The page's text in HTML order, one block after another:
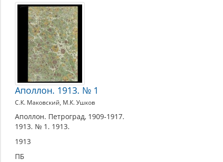
Аполлон. 1913. № 1
С.К. Маковский, М.К. Ушков
Аполлон. Петроград, 1909-1917.
1913. № 1. 1913.
1913
ПБ